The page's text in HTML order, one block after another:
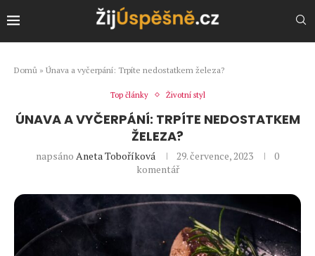
Domů » Únava a vyčerpání: Trpíte nedostatkem železa?
Top články Životní styl
ÚNAVA A VYČERPÁNÍ: TRPÍTE NEDOSTATKEM
ŽELEZA?
napsáno Aneta Toboříková 29. července, 2023
0
komentář